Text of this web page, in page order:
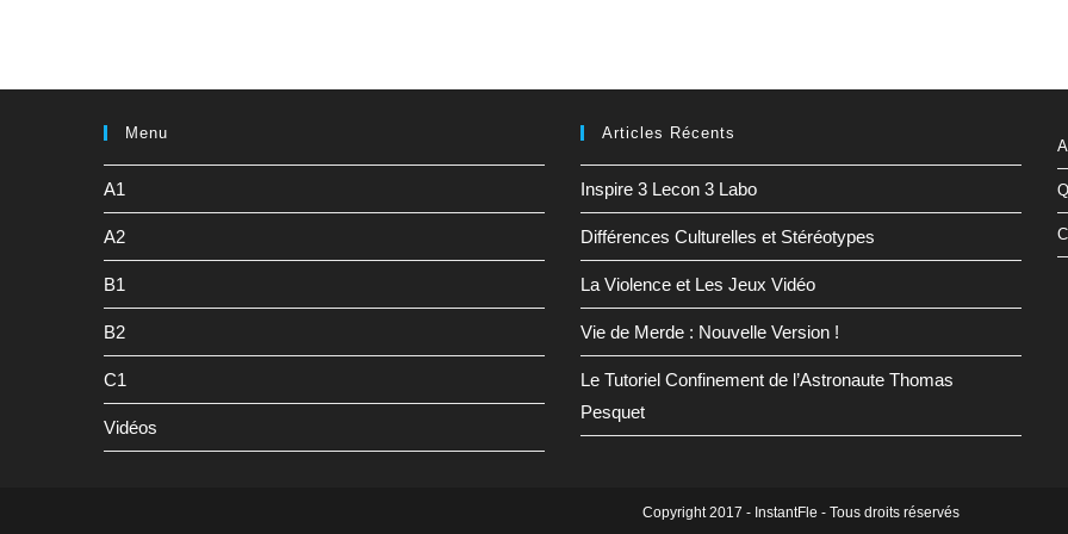
Menu
A1
A2
B1
B2
C1
Vidéos
Articles Récents
Inspire 3 Lecon 3 Labo
Différences Culturelles et Stéréotypes
La Violence et Les Jeux Vidéo
Vie de Merde : Nouvelle Version !
Le Tutoriel Confinement de l’Astronaute Thomas
Pesquet
Copyright 2017 - InstantFle - Tous droits réservés